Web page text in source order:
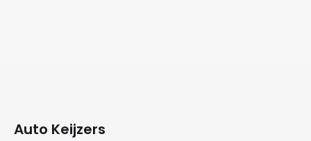
Auto Keijzers